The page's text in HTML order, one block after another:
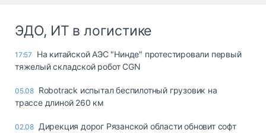
ЭДО, ИТ в логистике
17:57
На китайской АЭС "Нинде" протестировали первый
тяжелый складской робот CGN
05.08 Robotrack испытал беспилотный грузовик на
трассе длиной 260 км
02.08 Дирекция дорог Рязанской области обновит софт